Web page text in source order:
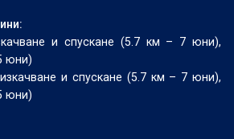
и спускане (5.7 км – 7 юни),
юни)
и спускане (5.7 км – 7 юни),
юни)